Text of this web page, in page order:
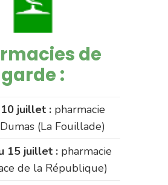
de
garde :
juillet : pharmacie
(La Fouillade)
15 juillet : pharmacie
de la République)